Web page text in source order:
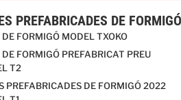
PREFABRICADES DE FORMIGÓ
FORMIGÓ MODEL TXOKO
FORMIGÓ PREFABRICAT PREU
T2
PREFABRICADES DE FORMIGÓ 2022